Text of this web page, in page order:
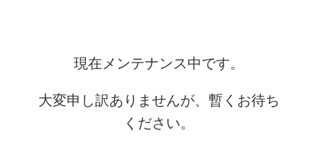
現在メンテナンス中です。
大変申し訳ありませんが、暫くお待ち
ください。